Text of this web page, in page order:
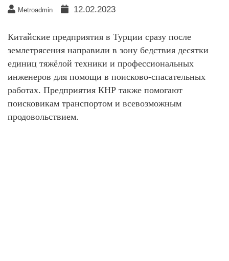
Metroadmin 12.02.2023
Китайские предприятия в Турции сразу после
землетрясения направили в зону бедствия десятки
единиц тяжёлой техники и профессиональных
инженеров для помощи в поисково-спасательных
работах. Предприятия КНР также помогают
поисковикам транспортом и всевозможным
продовольствием.